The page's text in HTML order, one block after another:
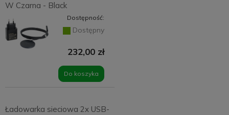
W Czarna - Black
Dostępność:
Dostępny
232,00 zł
Do koszyka
Ładowarka sieciowa 2x USB-